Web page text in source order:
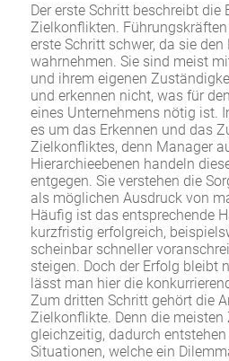
Der erste Schritt beschreibt die
Zielkonflikten.
erste Schritt schwer, da sie
wahrnehmen. Sie sind meist
und ihrem eigenen
und erkennen nicht, was für
eines Unternehmens nötig ist.
es um das Erkennen und das
Zielkonfliktes, denn Manager
Hierarchieebenen handeln
entgegen. Sie verstehen die
als möglichen Ausdruck von
Häufig ist das entsprechende
kurzfristig erfolgreich,
scheinbar schneller
steigen. Doch der Erfolg bleibt
lässt man hier die
Zum dritten Schritt gehört die
Zielkonflikte. Denn die
gleichzeitig, dadurch
Situationen, welche ein